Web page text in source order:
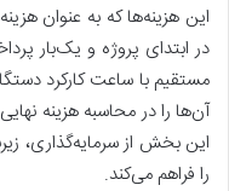
این هزینه‌ها که به عنوان
در ابتدای پروژه و یک‌بار
مستقیم با ساعت کارکرد
آن‌ها را در محاسبه هزینه
این بخش از سرمایه‌گذاری،
را فراهم می‌کند.